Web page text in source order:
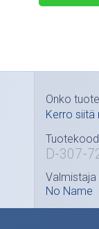
Onko
Kerro siitä
D-307-
Valmistaja
No Name